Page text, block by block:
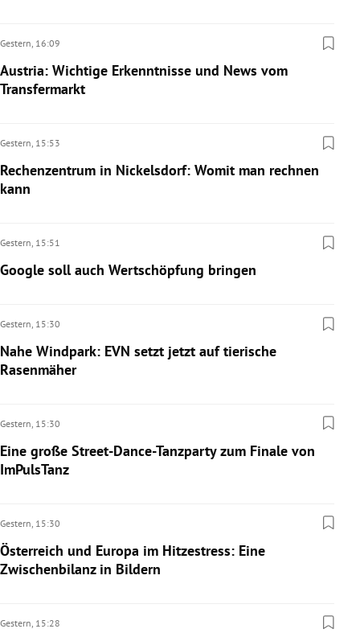
Gestern, 16:09
Austria: Wichtige Erkenntnisse und News vom
Transfermarkt
Gestern, 15:53
Rechenzentrum in Nickelsdorf: Womit man rechnen
kann
Gestern, 15:51
Google soll auch Wertschöpfung bringen
Gestern, 15:30
Nahe Windpark: EVN setzt jetzt auf tierische
Rasenmäher
Gestern, 15:30
Eine große Street-Dance-Tanzparty zum Finale von
ImPulsTanz
Gestern, 15:30
Österreich und Europa im Hitzestress: Eine
Zwischenbilanz in Bildern
Gestern, 15:28